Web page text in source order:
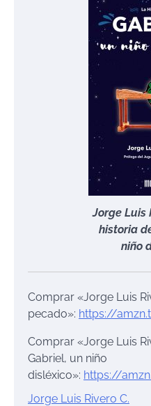
Jorge Luis
historia
niño
Comprar «Jorge Luis
pecado»: https://
Comprar «Jorge Luis
Gabriel, un niño
disléxico»: https://
Jorge Luis Rivero C.